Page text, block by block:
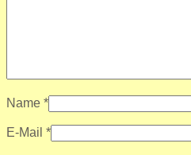
Name *
E-Mail *